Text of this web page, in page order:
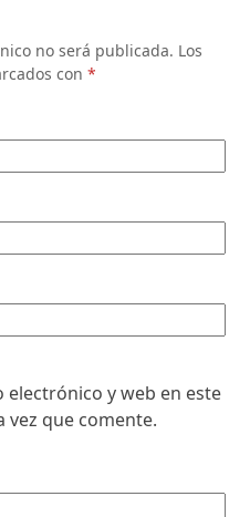
no será publicada. Los
con*
y web en este
vez que comente.